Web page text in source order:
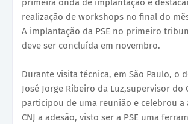
primeira onda de implantação e
realização de workshops no final do
A implantação da PSE no primeiro
deve ser concluída em novembro.
Durante visita técnica, em São Paulo, o
José Jorge Ribeiro da Luz,supervisor do
participou de uma reunião e celebrou a
CNJ a adesão, visto ser a PSE uma